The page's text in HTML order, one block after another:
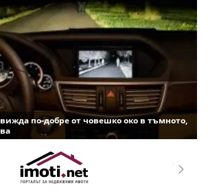
по-добре от човешко око в тъмното,